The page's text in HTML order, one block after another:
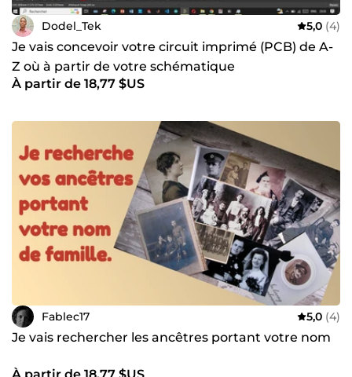
Dodel_Tek 5,0 (4)
Je vais concevoir votre circuit imprimé (PCB) de A-
Z où à partir de votre schématique
À partir de 18,77 $US
Fablec17 5,0 (4)
Je vais rechercher les ancêtres portant votre nom